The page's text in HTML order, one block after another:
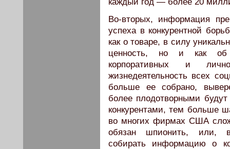
Во-вторых, информация
успеха в конкурентной
как о товаре, в силу
ценность, но и как об
корпоративных и
жизнедеятельность всех
больше ее собрано,
более плодотворными
конкурентами, тем больше
во многих фирмах США
обязан шпионить, или,
собирать информацию о